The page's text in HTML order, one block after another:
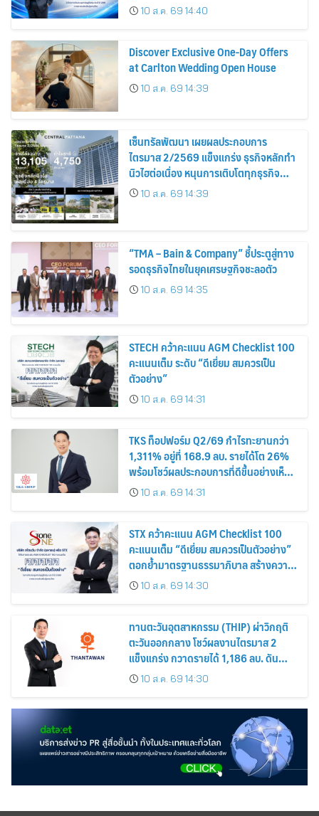
10 ส.ค. 69 14:40
Discover Exclusive One-Day Offers
at Carlton Wedding Open House
10 ส.ค. 69 14:39
เซ็นทรัลพัฒนา เผยผลประกอบการ
ไตรมาส 2/2569 แข็งแกร่ง ธุรกิจหลักทำ
นิวไฮต่อเนื่อง หนุนการเติบโตทุกธุรกิจ
เดินหน้าสร้างแลนด์มาร์กแห่งอนาคต
10 ส.ค. 69 14:39
“TMA – Bain & Company” ชี้ประตูสู่ทาง
รอดธุรกิจไทยในยุคเศรษฐกิจชะลอตัว
10 ส.ค. 69 14:35
STECH คว้าคะแนน AGM Checklist 100
คะแนนเต็ม ระดับ “ดีเยี่ยม สมควรเป็น
ตัวอย่าง”
10 ส.ค. 69 14:31
TKS ท็อปฟอร์ม Q2/69 กำไรทะยานกว่า
1,311% อยู่ที่ 168.9 ลบ. รายได้โต 26%
พร้อมโชว์ผลประกอบการที่ดีขึ้นอย่างเห็น
ได้ชัด บอร์ดเคาะจ่ายปันผลระหว่างกาลหุ้น
ละ 0.12 บาท
10 ส.ค. 69 14:31
STX คว้าคะแนน AGM Checklist 100
คะแนนเต็ม “ดีเยี่ยม สมควรเป็นตัวอย่าง”
ตอกย้ำมาตรฐานธรรมาภิบาล สร้างความ
เชื่อมั่นนักลงทุน
10 ส.ค. 69 14:30
ทานตะวันอุตสาหกรรม (THIP) ผ่าวิกฤติ
ตะวันออกกลาง โชว์ผลงานไตรมาส 2
แข็งแกร่ง กวาดรายได้ 1,186 ลบ. ดัน
กำไรเพิ่มขึ้น 26% พร้อมอนุมัติปันผล
ระหว่างกาล 0.55 บาท/หุ้น
10 ส.ค. 69 14:30